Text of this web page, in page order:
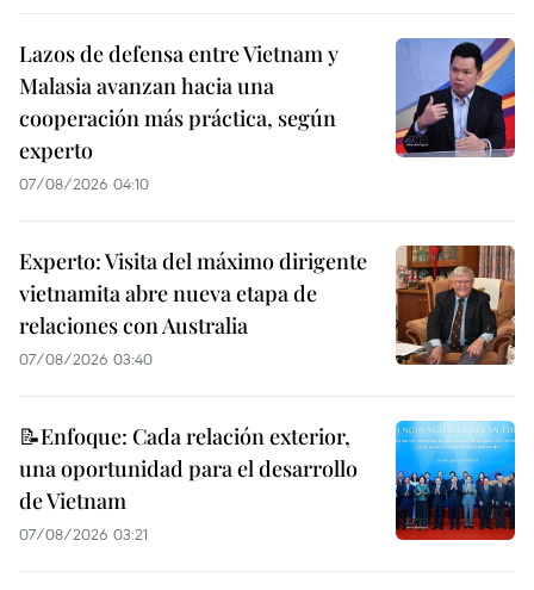
Lazos de defensa entre Vietnam y
Malasia avanzan hacia una
cooperación más práctica, según
experto
07/08/2026 04:10
Experto: Visita del máximo dirigente
vietnamita abre nueva etapa de
relaciones con Australia
07/08/2026 03:40
📝Enfoque: Cada relación exterior,
una oportunidad para el desarrollo
de Vietnam
07/08/2026 03:21